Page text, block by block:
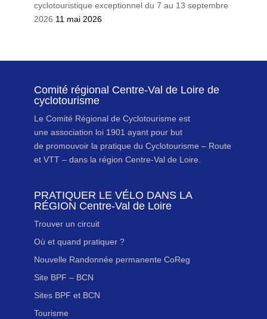
cyclotouristique exceptionnel du 7 au 13 septembre
2026 11 mai 2026
Comité régional Centre-Val de Loire de
cyclotourisme
Le Comité Régional de Cyclotourisme est
une association loi 1901 ayant pour but
de promouvoir la pratique du Cyclotourisme – Route
et VTT – dans la région Centre-Val de Loire.
PRATIQUER LE VÉLO DANS LA
RÉGION Centre-Val de Loire
Trouver un circuit
Où et quand pratiquer ?
Nouvelle Randonnée permanente CoReg
Site BPF – BCN
Sites BPF et BCN
Tourisme